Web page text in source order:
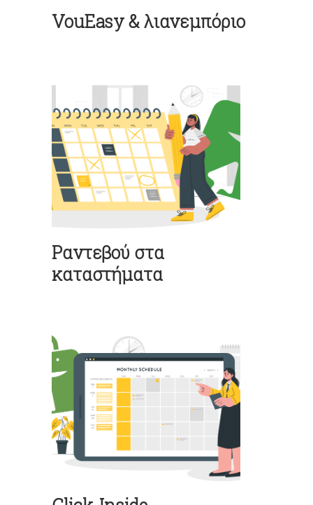
VouEasy & λιανεμπόριο
Ραντεβού στα
καταστήματα